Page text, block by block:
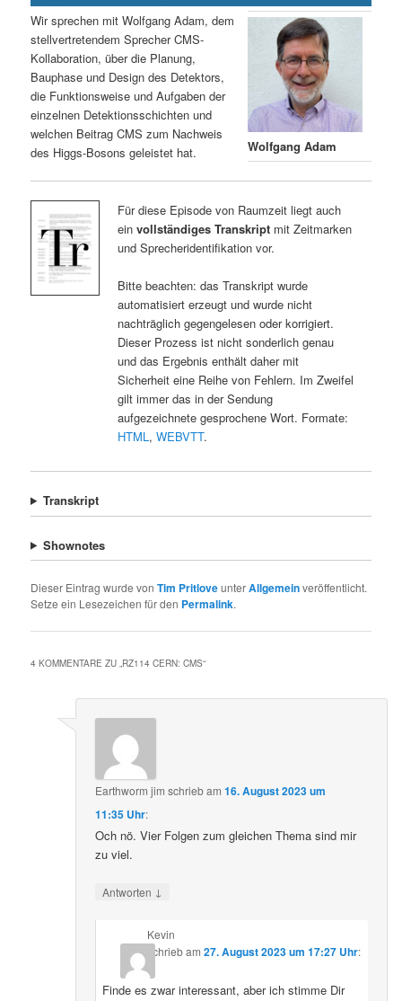
g
e
n
i
n
g
e
Wolfgang Adam
Wir sprechen mit Wolfgang Adam, dem
stellvertretendem Sprecher CMS-
Kollaboration, über die Planung,
Bauphase und Design des Detektors,
die Funktionsweise und Aufgaben der
einzelnen Detektionsschichten und
welchen Beitrag CMS zum Nachweis
des Higgs-Bosons geleistet hat.
Für diese Episode von Raumzeit liegt auch
ein vollständiges Transkriptmit Zeitmarken
und Sprecheridentifikation vor.
Bitte beachten: das Transkript wurde
automatisiert erzeugt und wurde nicht
nachträglich gegengelesen oder korrigiert.
Dieser Prozess ist nicht sonderlich genau
und das Ergebnis enthält daher mit
Sicherheit eine Reihe von Fehlern. Im Zweifel
gilt immer das in der Sendung
aufgezeichnete gesprochene Wort. Formate:
HTML, WEBVTT.
Transkript
Shownotes
Dieser Eintrag wurde vonTim PritloveunterAllgemeinveröffentlicht.
Setze ein Lesezeichen für den Permalink.
4 KOMMENTARE ZU „ RZ114 CERN: CMS“
Earthworm jim schriebam16. August 2023 um
11:35 Uhr:
Och nö. Vier Folgen zum gleichen Thema sind mir
zu viel.
Antworten ↓
Kevin
schriebam 27. August 2023 um 17:27 Uhr:
Finde es zwar interessant, aber ich stimme Dir